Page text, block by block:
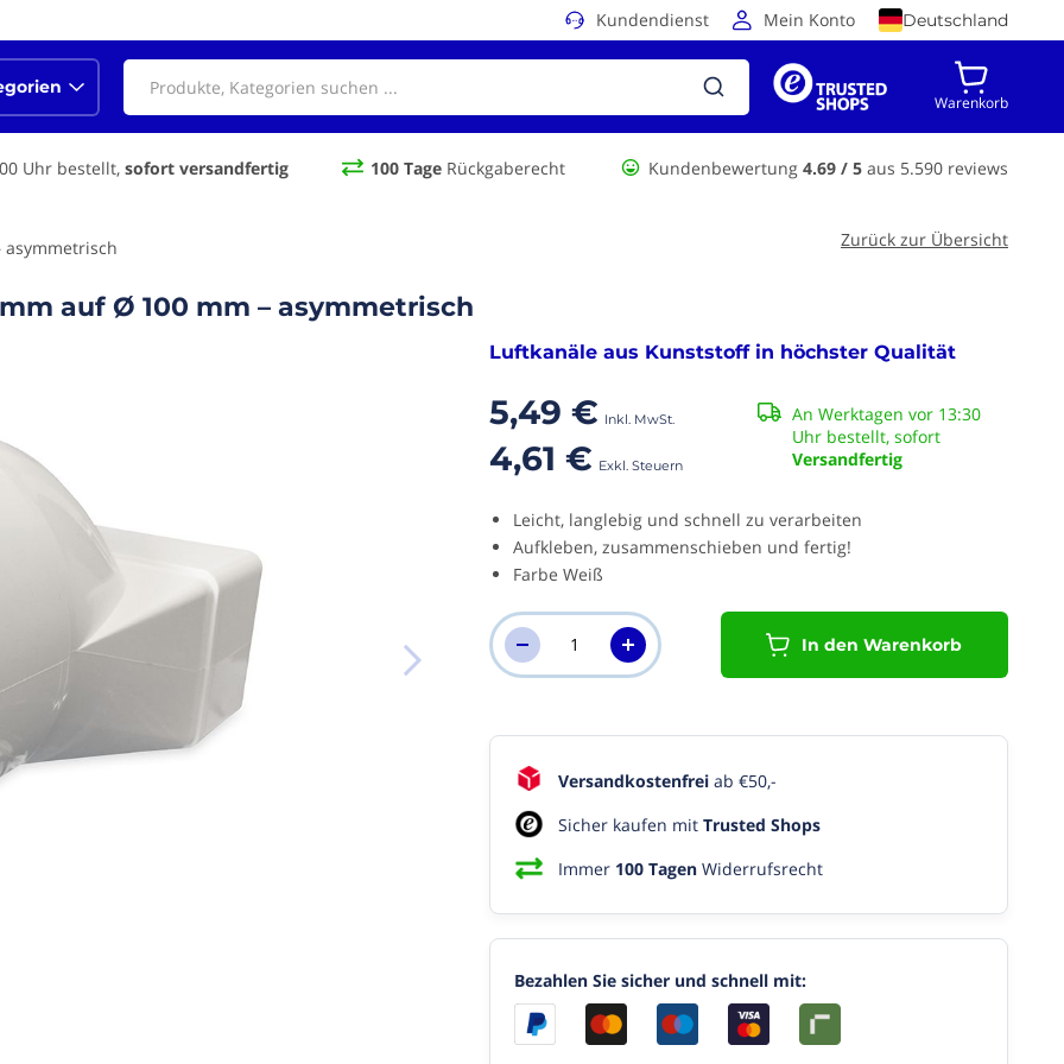
Mein Konto Deutschland
Kundendienst
Warenkorb
Uhr bestellt, sofort versandfertig 100 Tage Rückgaberecht Kundenbewertung 4.69 / 5aus 5.590 reviews
asymmetrisch Zurück zur Übersicht
auf Ø 100 mm – asymmetrisch
Luftkanäle aus Kunststoff in höchster Qualität
5,49 €
4,61 €
An Werktagen vor 13:30
Uhr bestellt, sofort
Versandfertig
Leicht, langlebig und schnell zu verarbeiten
Aufkleben, zusammenschieben und fertig!
Farbe Weiß
In den Warenkorb
Versandkostenfreiab €50,-
Sicher kaufen mit Trusted Shops
Immer 100 TagenWiderrufsrecht
Bezahlen Sie sicher und schnell mit: